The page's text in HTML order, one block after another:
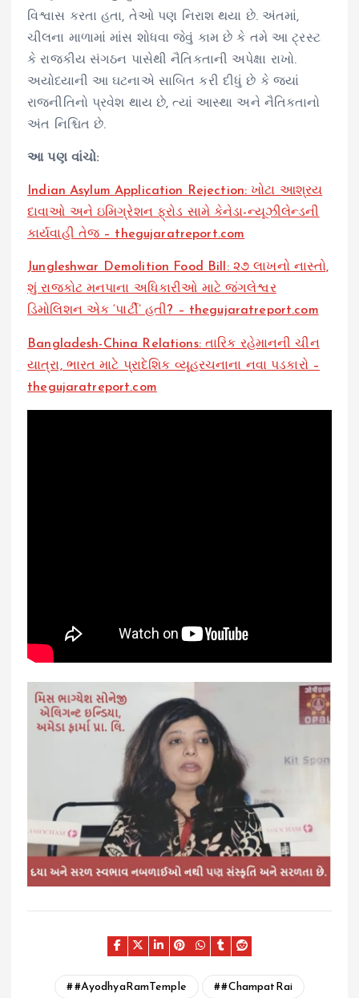
વિશ્વાસ કરતા હતા, તેઓ પણ નિરાશ થયા છે. અંતમાં,
ચીલના માળામાં માંસ શોધવા જેવું કામ છે કે તમે આ ટ્રસ્ટ
કે રાજકીય સંગઠન પાસેથી નૈતિકતાની અપેક્ષા રાખો.
અયોધ્યાની આ ઘટનાએ સાબિત કરી દીધું છે કે જ્યાં
રાજનીતિનો પ્રવેશ થાય છે, ત્યાં આસ્થા અને નૈતિકતાનો
અંત નિશ્ચિત છે.
આ પણ વાંચો:
Indian Asylum Application Rejection: ખોટા આશ્રય
દાવાઓ અને ઇમિગ્રેશન ફ્રોડ સામે કેનેડા-ન્યૂઝીલેન્ડની
કાર્યવાહી તેજ – thegujaratreport.com
Jungleshwar Demolition Food Bill: ૨૭ લાખનો નાસ્તો,
શું રાજકોટ મનપાના અધિકારીઓ માટે જંગલેશ્વર
ડિમોલિશન એક ‘પાર્ટી’ હતી? – thegujaratreport.com
Bangladesh-China Relations: તારિક રહેમાનની ચીન
યાત્રા, ભારત માટે પ્રાદેશિક વ્યૂહરચનાના નવા પડકારો –
thegujaratreport.com
#AyodhyaRamTemple #ChampatRai